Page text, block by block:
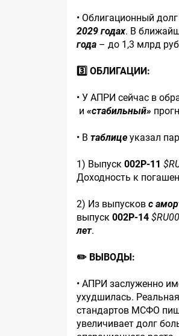
• Облигационный
2029 годах. В
года – до 1,3 млрд
3️⃣ ОБЛИГАЦИИ:
• У АПРИ сейчас в
и «стабильный»
• В таблице указал
1) Выпуск 002Р-11
Доходность к
2) Из выпусков с
выпуск 002Р-14
лет.
✏️ ВЫВОДЫ:
• АПРИ заслуженно
ухудшилась.
стандартов МСФО
увеличивает долг